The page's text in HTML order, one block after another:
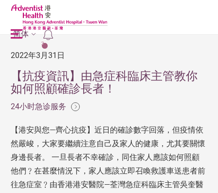
2
简体
2022年3月31日
【抗疫資訊】由急症科臨床主管教你
如何照顧確診長者！
24小时急诊服务
【港安與您—齊心抗疫】近日的確診數字回落，但疫情依
然嚴峻，大家要繼續注意自己及家人的健康，尤其要關懷
身邊長者。 一旦長者不幸確診，同住家人應該如何照顧
他們﹖在甚麼情況下，家人應該立即召喚救護車送患者前
往急症室﹖由香港港安醫院—荃灣急症科臨床主管吳奎醫